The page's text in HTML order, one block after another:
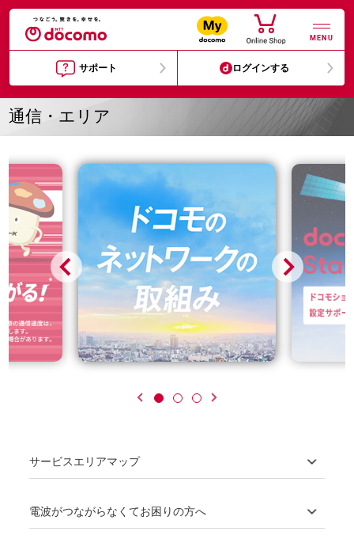
MENU
サポート ログインする
通信・エリア
サービスエリアマップ
電波がつながらなくてお困りの方へ